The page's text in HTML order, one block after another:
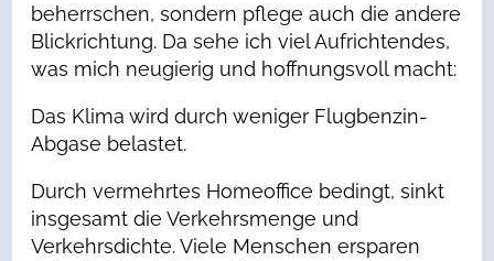
beherrschen, sondern pflege auch die andere
Blickrichtung. Da sehe ich viel Aufrichtendes,
was mich neugierig und hoffnungsvoll macht:
Das Klima wird durch weniger Flugbenzin-
Abgase belastet.
Durch vermehrtes Homeoffice bedingt, sinkt
insgesamt die Verkehrsmenge und
Verkehrsdichte. Viele Menschen ersparen